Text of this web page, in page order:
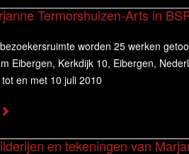
Termorshuizen-Arts in
worden 25 werken
Eibergen, Kerkdijk 10, Eibergen,
en met 10 juli 2010
en tekeningen van